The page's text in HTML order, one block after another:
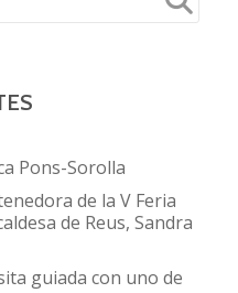
Pons-Sorolla
de la V Feria
de Reus, Sandra
guiada con uno de